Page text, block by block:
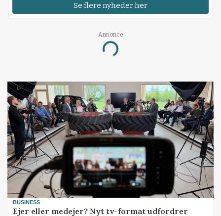
Se flere nyheder her
Annonce
Loading...
BUSINESS
Ejer eller medejer? Nyt tv-format udfordrer